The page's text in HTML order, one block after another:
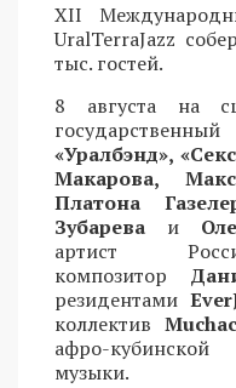
XII
UralTerraJazz
тыс. гостей.
8 августа на
«Уралбэнд»,
Макарова,
Платона
Зубарева и
артист
композитор
резидентами
коллектив
афро-
музыки.